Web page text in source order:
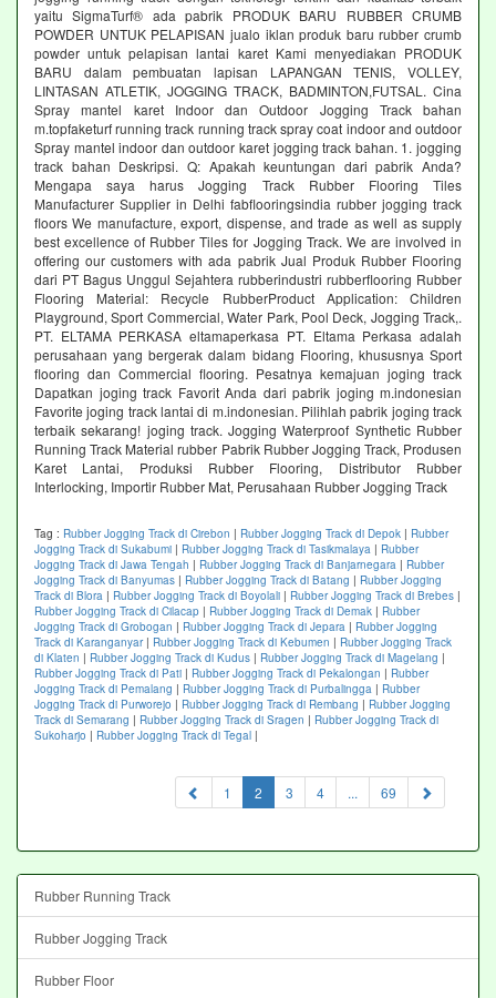
yaitu SigmaTurf® ada pabrik PRODUK BARU RUBBER CRUMB
POWDER UNTUK PELAPISAN jualo iklan produk baru rubber crumb
powder untuk pelapisan lantai karet Kami menyediakan PRODUK
BARU dalam pembuatan lapisan LAPANGAN TENIS, VOLLEY,
LINTASAN ATLETIK, JOGGING TRACK, BADMINTON,FUTSAL. Cina
Spray mantel karet Indoor dan Outdoor Jogging Track bahan
m.topfaketurf running track running track spray coat indoor and outdoor
Spray mantel indoor dan outdoor karet jogging track bahan. 1. jogging
track bahan Deskripsi. Q: Apakah keuntungan dari pabrik Anda?
Mengapa saya harus Jogging Track Rubber Flooring Tiles
Manufacturer Supplier in Delhi fabflooringsindia rubber jogging track
floors We manufacture, export, dispense, and trade as well as supply
best excellence of Rubber Tiles for Jogging Track. We are involved in
offering our customers with ada pabrik Jual Produk Rubber Flooring
dari PT Bagus Unggul Sejahtera rubberindustri rubberflooring Rubber
Flooring Material: Recycle RubberProduct Application: Children
Playground, Sport Commercial, Water Park, Pool Deck, Jogging Track,.
PT. ELTAMA PERKASA eltamaperkasa PT. Eltama Perkasa adalah
perusahaan yang bergerak dalam bidang Flooring, khususnya Sport
flooring dan Commercial flooring. Pesatnya kemajuan joging track
Dapatkan joging track Favorit Anda dari pabrik joging m.indonesian
Favorite joging track lantai di m.indonesian. Pilihlah pabrik joging track
terbaik sekarang! joging track. Jogging Waterproof Synthetic Rubber
Running Track Material rubber Pabrik Rubber Jogging Track, Produsen
Karet Lantai, Produksi Rubber Flooring, Distributor Rubber
Interlocking, Importir Rubber Mat, Perusahaan Rubber Jogging Track
Tag : Rubber Jogging Track di Cirebon | Rubber Jogging Track di Depok | Rubber
Jogging Track di Sukabumi | Rubber Jogging Track di Tasikmalaya | Rubber
Jogging Track di Jawa Tengah | Rubber Jogging Track di Banjarnegara | Rubber
Jogging Track di Banyumas | Rubber Jogging Track di Batang | Rubber Jogging
Track di Blora | Rubber Jogging Track di Boyolali | Rubber Jogging Track di Brebes |
Rubber Jogging Track di Cilacap | Rubber Jogging Track di Demak | Rubber
Jogging Track di Grobogan | Rubber Jogging Track di Jepara | Rubber Jogging
Track di Karanganyar| Rubber Jogging Track di Kebumen | Rubber Jogging Track
di Klaten | Rubber Jogging Track di Kudus | Rubber Jogging Track di Magelang |
Rubber Jogging Track di Pati | Rubber Jogging Track di Pekalongan | Rubber
Jogging Track di Pemalang | Rubber Jogging Track di Purbalingga | Rubber
Jogging Track di Purworejo | Rubber Jogging Track di Rembang | Rubber Jogging
Track di Semarang | Rubber Jogging Track di Sragen | Rubber Jogging Track di
Sukoharjo | Rubber Jogging Track di Tegal |
1 2 (current)
3 4 ... 69
Rubber Running Track
Rubber Jogging Track
Rubber Floor